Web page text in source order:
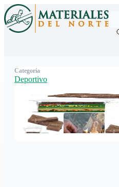
Categoría
Deportivo